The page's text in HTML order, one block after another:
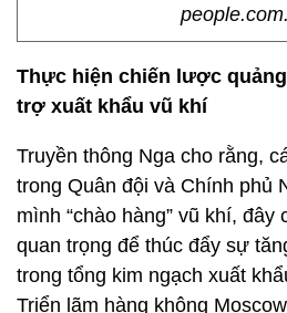
Thực hiện chiến lược
trợ xuất khẩu vũ khí
Truyền thông Nga cho rằng,
trong Quân đội và Chính phủ
mình “chào hàng” vũ khí, đây
quan trọng để thúc đẩy sự
trong tổng kim ngạch xuất
Triển lãm hàng không